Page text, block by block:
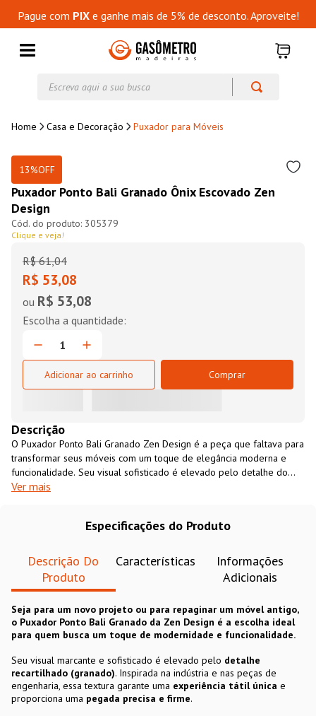
Pague com PIXe ganhe mais de 5% de desconto. Aproveite!
Casa e Decoração Puxador para Móveis
13%OFF
Puxador Ponto Bali Granado Ônix Escovado Zen
Design
305379
Clique e veja!
R$ 61,04
R$ 53,08
ou R$ 53,08
Adicionar ao carrinho Comprar
Descrição
O Puxador Ponto Bali Granado Zen Design é a peça que faltava para
transformar seus móveis com um toque de elegância moderna e
funcionalidade. Seu visual sofisticado é elevado pelo detalhe do
recartilho (granado), uma textura inspirada no design industrial que,
puxador harmoniza com facilidade em cozinhas, dormitórios, lavabos
mobiliário.
Ver mais
Especificações do Produto
Descrição Do
Produto
Características
Informações
Adicionais
Seja para um novo projeto ou para repaginar um móvel antigo,
o Puxador Ponto Bali Granado da Zen Design é a escolha ideal
para quem busca um toque de modernidade e funcionalidade.
Seu visual marcante e sofisticado é elevado pelo detalhe
recartilhado (granado). Inspirada na indústria e nas peças de
engenharia, essa textura garante uma experiência tátil única e
proporciona uma pegada precisa e firme.